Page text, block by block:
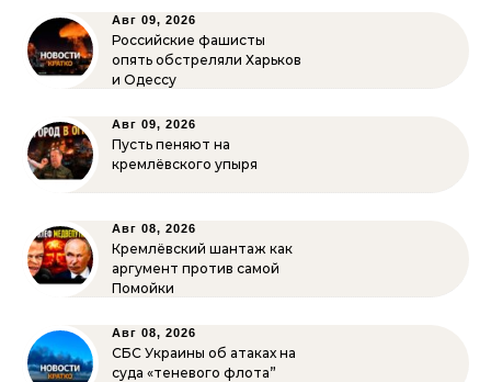
Авг 09, 2026
Российские фашисты
опять обстреляли Харьков
и Одессу
Авг 09, 2026
Пусть пеняют на
кремлёвского упыря
Авг 08, 2026
Кремлёвский шантаж как
аргумент против самой
Помойки
Авг 08, 2026
СБС Украины об атаках на
суда «теневого флота”